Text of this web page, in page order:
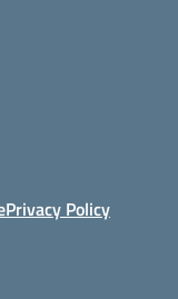
Privacy Policy